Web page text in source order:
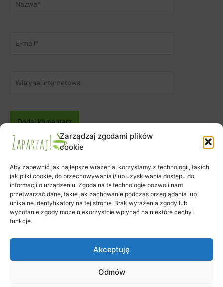
Zarządzaj zgodami plików
cookie
Aby zapewnić jak najlepsze wrażenia, korzystamy z technologii, takich
jak pliki cookie, do przechowywania i/lub uzyskiwania dostępu do
informacji o urządzeniu. Zgoda na te technologie pozwoli nam
przetwarzać dane, takie jak zachowanie podczas przeglądania lub
unikalne identyfikatory na tej stronie. Brak wyrażenia zgody lub
wycofanie zgody może niekorzystnie wpłynąć na niektóre cechy i
funkcje.
Akceptuję
Odmów
mail*
internetowa
Zapisy na warsztaty
Zamówienie
Koszyk